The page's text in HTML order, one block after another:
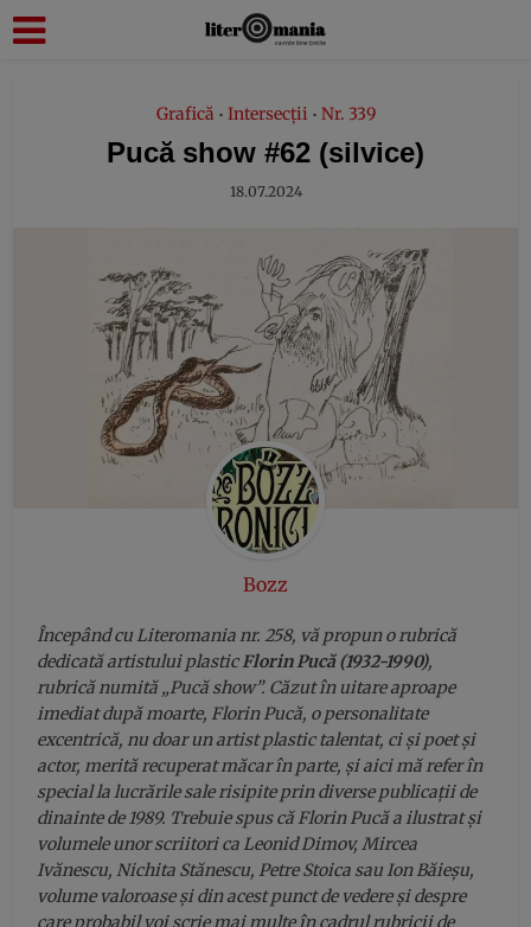
Grafică • Intersecții • Nr. 339
Pucă show #62 (silvice)
18.07.2024
Bozz
Începând cu Literomania nr. 258, vă propun o rubrică
dedicată artistului plasticFlorin Pucă (1932-1990),
rubrică numită „Pucă show”. Căzut în uitare aproape
imediat după moarte, Florin Pucă, o personalitate
excentrică, nu doar un artist plastic talentat, ci și poet și
actor, merită recuperat măcar în parte, și aici mă refer în
special la lucrările sale risipite prin diverse publicații de
dinainte de 1989. Trebuie spus că Florin Pucă a ilustrat și
volumele unor scriitori ca Leonid Dimov, Mircea
Ivănescu, Nichita Stănescu, Petre Stoica sau Ion Băieșu,
volume valoroase și din acest punct de vedere și despre
care probabil voi scrie mai multe în cadrul rubricii de
modal-check